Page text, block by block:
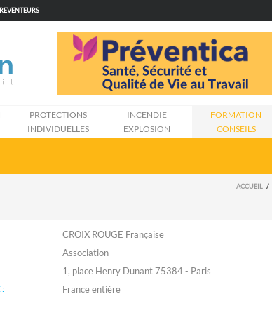
PROTECTIONS
INDIVIDUELLES
INCENDIE
EXPLOSION
FORMATION
CONSEILS
ACCUEIL
CROIX ROUGE Française
Association
1, place Henry Dunant 75384 - Paris
: